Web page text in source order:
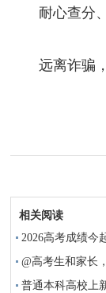
耐心查分、
远离诈骗，
相关阅读
2026高考成绩今
@高考生和家长
普通本科高校上